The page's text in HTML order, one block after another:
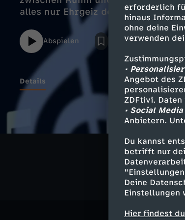
erforderlich
hinaus
ohne deine
verwenden
•
Angebot des
ZDFtivi.
• Social
Anbietern.
Du kannst
betrifft nur
Deine
Einstellungen
Hier findest
alles nur Ehrgeiz der Eltern?
Abspielen
Details